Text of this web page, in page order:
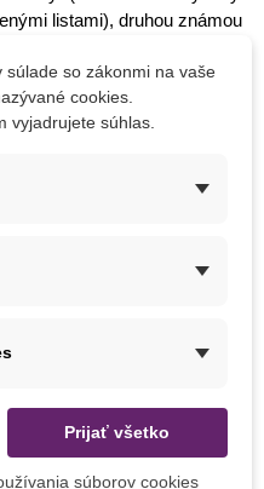
listami), druhou známou
z lakov a čistiacich
pestovať
exotické
citrusy,
,fikus,pestovanie fikusu
so zákonmi na vaše
cookies.
vyjadrujete súhlas.
Prijať všetko
súborov cookies